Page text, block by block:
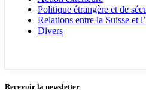
Politique étrangère et de
Relations entre la Suisse et
Divers
Recevoir la newsletter